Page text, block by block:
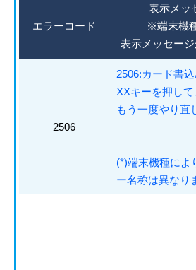
エラーコード
表示メッ
※端末機
表示メッセージ
2506
2506:カード書
XXキーを押して
もう一度やり直
(*)端末機種によ
ー名称は異なり